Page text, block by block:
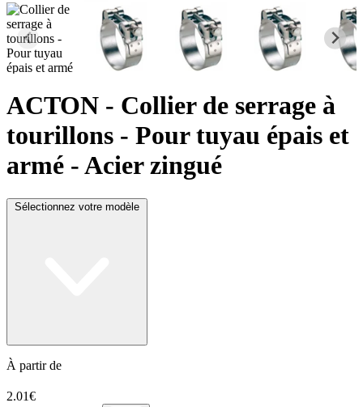
ACTON - Collier de serrage à
tourillons - Pour tuyau épais et
armé - Acier zingué
Sélectionnez votre modèle
À partir de
2.01€